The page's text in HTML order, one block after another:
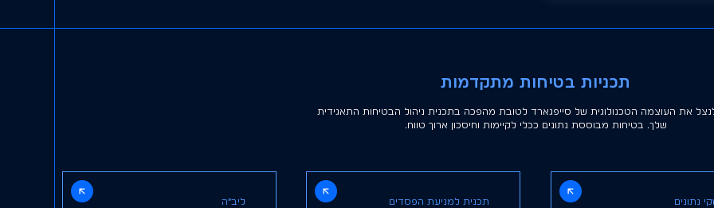
תכניות בטיחות מתקדמות
את העוצמה הטכנולוגית של סייפגארד לטובת מהפכה בתכנית ניהול הבטיחות התאגידית
שלך. בטיחות מבוססת נתונים ככלי לקיימות וחיסכון ארוך טווח.
נתונים תכנית למניעת הפסדים ליב״ה